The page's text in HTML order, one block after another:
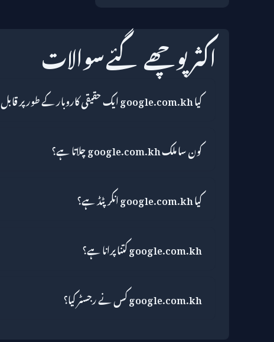
اکثر پوچھے گئے سوالات
کیا google.com.kh ایک حقیقی کاروبار کے طور پر قابل اعتماد ہے؟
کون سا ملک google.com.kh چلاتا ہے؟
کیا google.com.kh انکرپٹڈ ہے؟
google.com.kh کتنا پرانا ہے؟
google.com.kh کس نے رجسٹر کیا؟